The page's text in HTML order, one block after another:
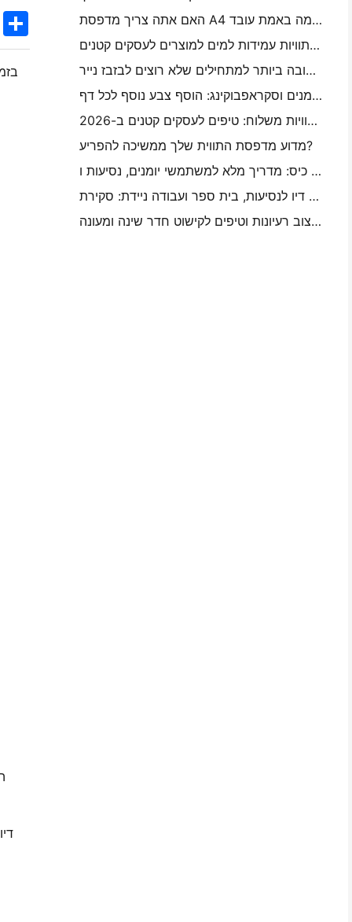
TwitterShare
האם אתה צריך מדפסת A4 ניידת עבור חשבונות מחסן? מה באמת עובד
האם מדפסות תוויות תרמיות יכולות ליצור תוויות עמידות למים למוצרים לעסקים קטנים?
המצלמה המיידית הטובה ביותר למתחילים שלא רוצים לבזבז נייר
יוצר תוויות צבע הטוב ביותר עבור יומנים וסקראפבוקינג: הוסף צבע נוסף לכל דף
כתב יד לעומת הדפסה של תוויות משלוח: טיפים לעסקים קטנים ב-2026
מדוע מדפסת התווית שלך ממשיכה להפריע?
כיצד לבחור מדפסת תמונות כיס: מדריך מלא למשתמשי יומנים, נסיעות ו- iPhone
המדפסת הניידת הטובה ביותר ללא דיו לנסיעות, בית ספר ועבודה ניידת: סקירת Hanin MT620 Pro
מיני תמונה קיר עיצוב רעיונות וטיפים לקישוט חדר שינה ומעונה